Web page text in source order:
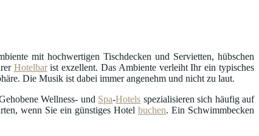
mit hochwertigen Tischdecken und Servietten, hübschen
Hotelbarist exzellent. Das Ambiente verleiht Ihr ein typisches
Die Musik ist dabei immer angenehm und nicht zu laut.
Wellness- und Spa-Hotels spezialisieren sich häufig auf
wenn Sie ein günstiges Hotelbuchen. Ein Schwimmbecken